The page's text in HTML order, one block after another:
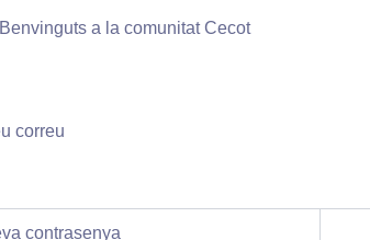
Benvinguts a la comunitat Cecot